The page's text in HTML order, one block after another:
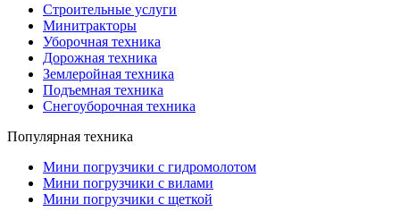
Строительные услуги
Минитракторы
Уборочная техника
Дорожная техника
Землеройная техника
Подъемная техника
Снегоуборочная техника
Популярная техника
Мини погрузчики с гидромолотом
Мини погрузчики с вилами
Мини погрузчики с щеткой